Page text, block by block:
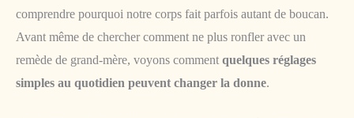
comprendre pourquoi notre corps fait parfois autant de boucan.
Avant même de chercher comment ne plus ronfler avec un
remède de grand-mère, voyons comment quelques réglages
simples au quotidien peuvent changer la donne.